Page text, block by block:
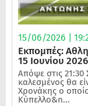
15/06/2026 |
Εκπομπές:
15 Ιουνίου 2026
Απόψε στις
καλεσμένος θα
Χρονάκης ο
Κύπελλο&n...